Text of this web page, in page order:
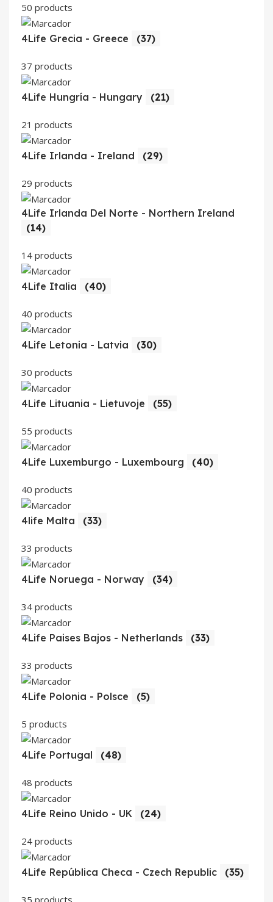
50 products
4Life Grecia - Greece (37)
37 products
4Life Hungría - Hungary (21)
21 products
4Life Irlanda - Ireland (29)
29 products
4Life Irlanda Del Norte - Northern Ireland
(14)
14 products
4Life Italia (40)
40 products
4Life Letonia - Latvia (30)
30 products
4Life Lituania - Lietuvoje (55)
55 products
4Life Luxemburgo - Luxembourg (40)
40 products
4life Malta (33)
33 products
4Life Noruega - Norway (34)
34 products
4Life Paises Bajos - Netherlands (33)
33 products
4Life Polonia - Polsce (5)
5 products
4Life Portugal (48)
48 products
4Life Reino Unido - UK (24)
24 products
4Life República Checa - Czech Republic (35)
35 products